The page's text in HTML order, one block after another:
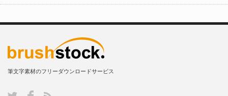
筆文字素材のフリーダウンロードサービス